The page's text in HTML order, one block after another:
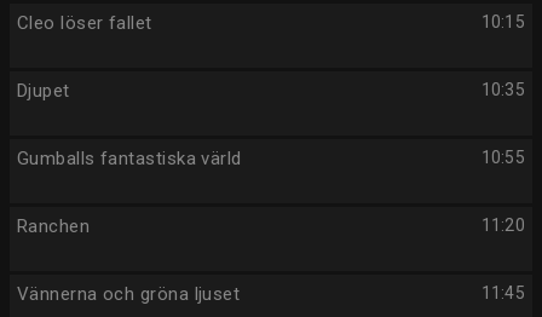
10:15
Cleo löser fallet
10:35
Djupet
10:55
Gumballs fantastiska värld
11:20
Ranchen
11:45
Vännerna och gröna ljuset